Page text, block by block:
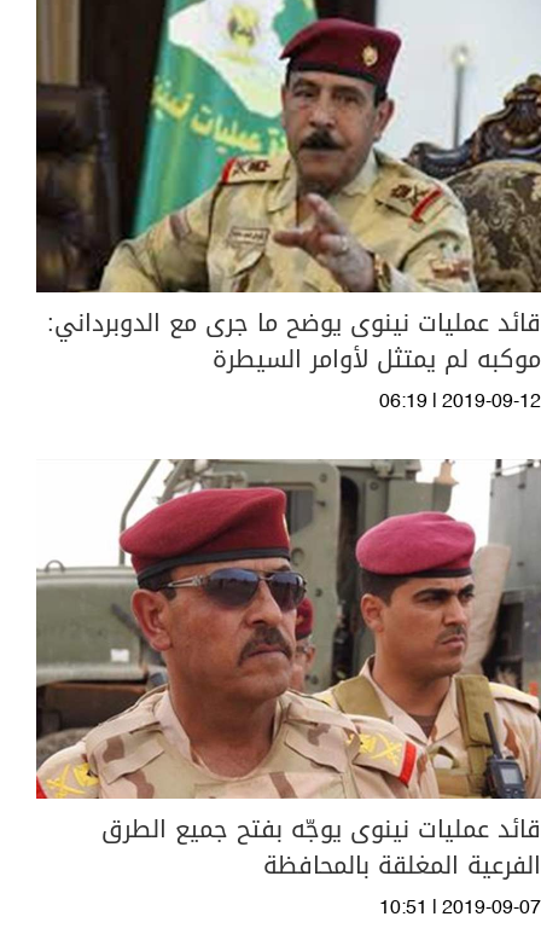
قائد عمليات نينوى يوضح ما جرى مع الدوبرداني:
موكبه لم يمتثل لأوامر السيطرة
06:19 | 2019-09-12
قائد عمليات نينوى يوجّه بفتح جميع الطرق
الفرعية المغلقة بالمحافظة
10:51 | 2019-09-07